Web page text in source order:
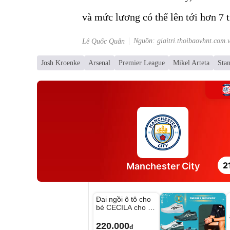
và mức lương có thể lên tới hơn 7
Lê Quốc Quân Nguồn:
Josh Kroenke Arsenal Premier League Mikel Arteta
Manchester City
Đai ngồi ô tô cho
bé CECILA cho bé
220.000đ